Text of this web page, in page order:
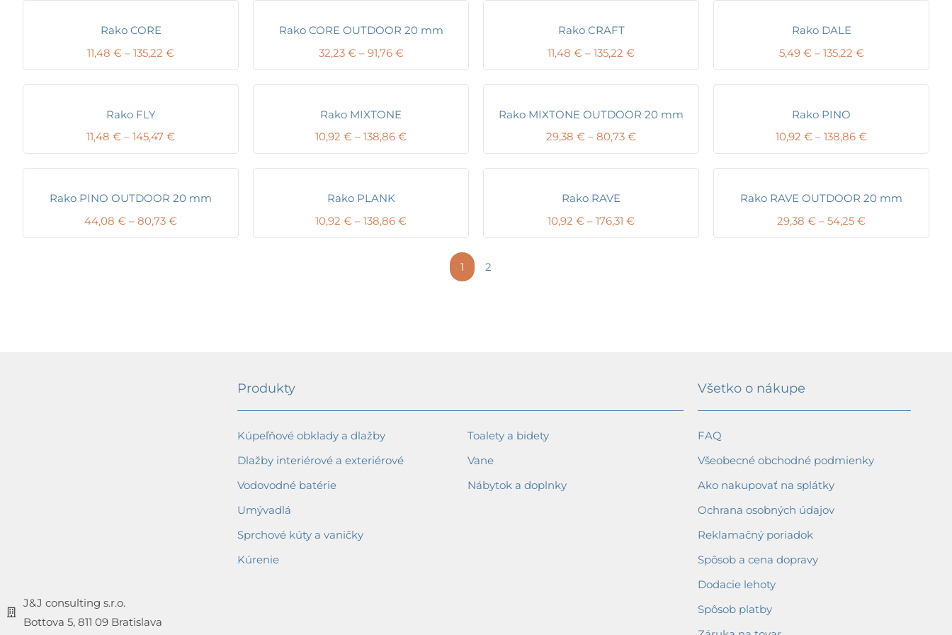
Rako CORE
11,48 € – 135,22 €
range:
11,48 €
Rako CORE OUTDOOR 20 mm
32,23 € – 91,76 €Price
range:
32,23 €
Rako CRAFT
11,48 € – 135,22 €
range:
11,48 €
135,22 €
Rako DALE
5,49 € – 135,22 €Price
range:
5,49 €
Rako FLY
11,48 € – 145,47 €
range:
11,48 €
145,47 €
Rako MIXTONE
10,92 € – 138,86 €
range:
10,92 €
Rako MIXTONE OUTDOOR 20 mm
29,38 € – 80,73 €
range:
29,38 €
Rako PINO
10,92 € – 138,86 €
range:
10,92 €
138,86 €
Rako PINO OUTDOOR 20 mm
44,08 € – 80,73 €
range:
Rako PLANK
10,92 € – 138,86 €
range:
Rako RAVE
10,92 € – 176,31 €
range:
Rako RAVE OUTDOOR 20 mm
29,38 € – 54,25 €
range:
1 2
J&J consulting s.r.o.
Bottova 5, 811 09 Bratislava
Produkty
Kúpeľňové obklady a dlažby
Dlažby interiérové a exteriérové
Vodovodné batérie
Umývadlá
Sprchové kúty a vaničky
Kúrenie
Toalety a bidety
Vane
Nábytok a doplnky
Všetko o nákupe
FAQ
Všeobecné obchodné podmienky
Ako nakupovať na splátky
Ochrana osobných údajov
Reklamačný poriadok
Spôsob a cena dopravy
Dodacie lehoty
Spôsob platby